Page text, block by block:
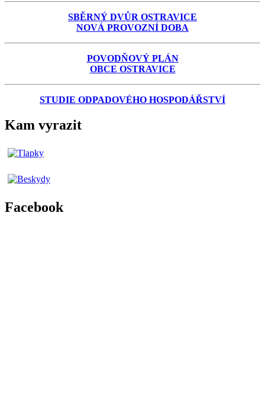
SBĚRNÝ DVŮR OSTRAVICE
NOVÁ PROVOZNÍ DOBA
POVODŇOVÝ PLÁN
OBCE OSTRAVICE
STUDIE ODPADOVÉHO HOSPODÁŘSTVÍ
Kam vyrazit
Facebook